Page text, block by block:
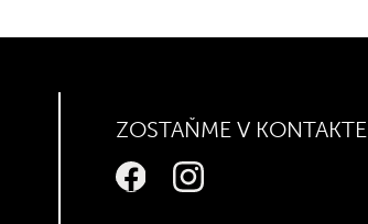
Tel:+421 (2) 38 10 10 10
ZOSTAŇME V KONTAKTE